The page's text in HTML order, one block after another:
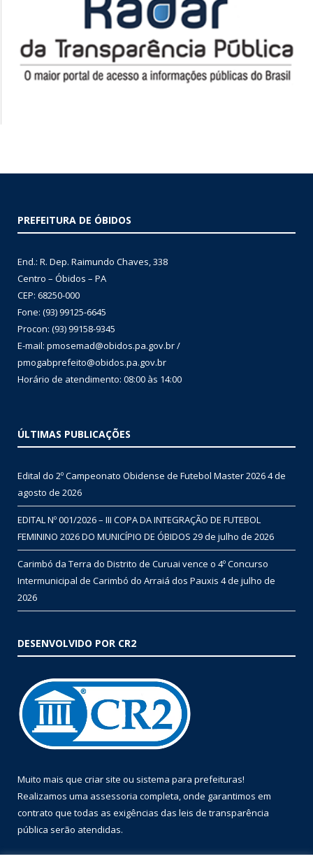
PREFEITURA DE ÓBIDOS
End.: R. Dep. Raimundo Chaves, 338
Centro – Óbidos – PA
CEP: 68250-000
Fone: (93) 99125-6645
Procon: (93) 99158-9345
E-mail: pmosemad@obidos.pa.gov.br /
pmogabprefeito@obidos.pa.gov.br
Horário de atendimento: 08:00 às 14:00
ÚLTIMAS PUBLICAÇÕES
Edital do 2º Campeonato Obidense de Futebol Master 20264 de
agosto de 2026
EDITAL Nº 001/2026 – III COPA DA INTEGRAÇÃO DE FUTEBOL
FEMININO 2026 DO MUNICÍPIO DE ÓBIDOS 29 de julho de 2026
Carimbó da Terra do Distrito de Curuai vence o 4º Concurso
Intermunicipal de Carimbó do Arraiá dos Pauxis 4 de julho de
2026
DESENVOLVIDO POR CR2
Muito mais que criar site ou sistema para prefeituras!
Realizamos uma assessoria completa, onde garantimos em
contrato que todas as exigências das leis de transparência
pública serão atendidas.